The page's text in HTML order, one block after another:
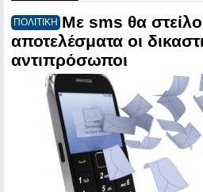
ΠΟΛΙΤΙΚΗ Με sms θα
αποτελέσματα οι
αντιπρόσωποι